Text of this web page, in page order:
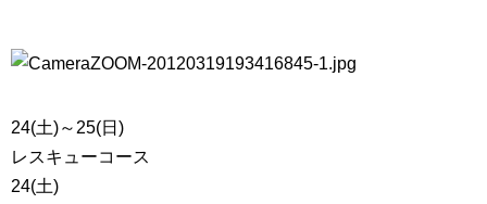
24(土)～25(日)
レスキューコース
24(土)